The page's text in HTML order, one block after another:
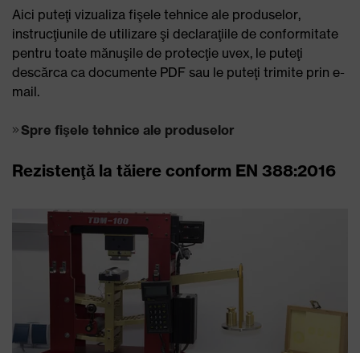
Aici puteţi vizualiza fişele tehnice ale produselor,
instrucţiunile de utilizare şi declaraţiile de conformitate
pentru toate mănuşile de protecţie uvex, le puteţi
descărca ca documente PDF sau le puteţi trimite prin e-
mail.
Spre fişele tehnice ale produselor
Rezistenţă la tăiere conform EN 388:2016